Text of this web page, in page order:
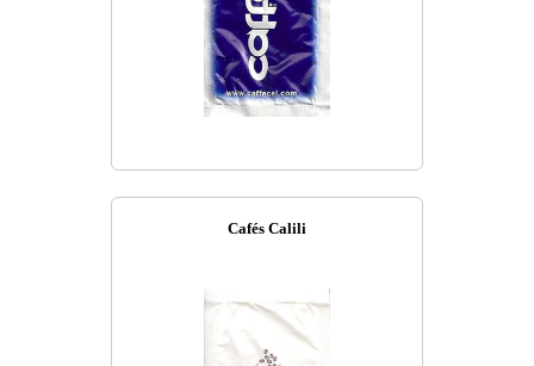
Cafés Calili